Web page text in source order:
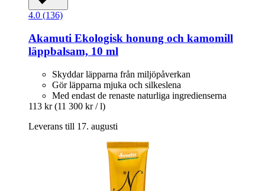
4.0 (136)
Akamuti Ekologisk honung och kamomill
läppbalsam, 10 ml
Skyddar läpparna från miljöpåverkan
Gör läpparna mjuka och silkeslena
Med endast de renaste naturliga ingredienserna
113 kr (11 300 kr / l)
Leverans till 17. augusti